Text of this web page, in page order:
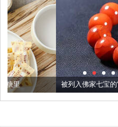
被列入佛家七宝的它到底有多美？